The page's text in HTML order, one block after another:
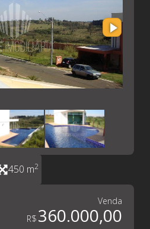
450 m2
Venda
R$ 360.000,00